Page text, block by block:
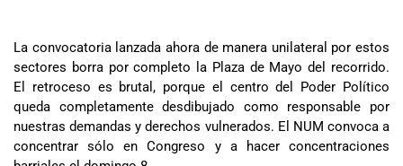
La convocatoria lanzada ahora de manera unilateral por estos
sectores borra por completo la Plaza de Mayo del recorrido.
El retroceso es brutal, porque el centro del Poder Político
queda completamente desdibujado como responsable por
nuestras demandas y derechos vulnerados. El NUM convoca a
concentrar sólo en Congreso y a hacer concentraciones